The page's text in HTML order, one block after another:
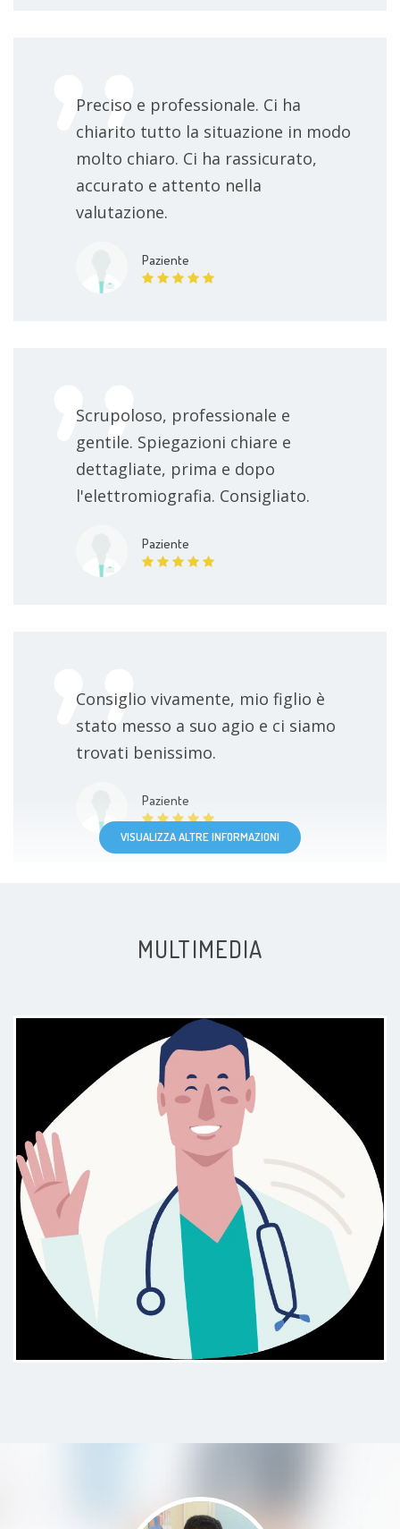
Preciso e professionale. Ci ha
chiarito tutto la situazione in modo
molto chiaro. Ci ha rassicurato,
accurato e attento nella
valutazione.
Paziente
Scrupoloso, professionale e
gentile. Spiegazioni chiare e
dettagliate, prima e dopo
l'elettromiografia. Consigliato.
Paziente
Consiglio vivamente, mio figlio è
stato messo a suo agio e ci siamo
trovati benissimo.
Paziente
Visita molto accurata,
Lo consiglierò a tutti.
Paziente
Proffessionista serio e competente
,ogni fase della visita veniva
spiegata in modo chiaro e semplice
Sono stata accolta da un'estrema
gentilezza e competenza, lo
VISUALIZZA ALTRE INFORMAZIONI
MULTIMEDIA